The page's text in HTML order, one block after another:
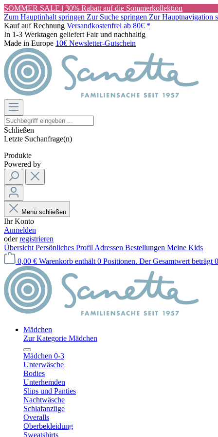
SOMMER SALE | 30% Rabatt auf die Sommerkollektion
Zum Hauptinhalt springen Zur Suche springen Zur Hauptnavigation
Kauf auf Rechnung Versandkostenfrei ab 80€ *
In 1-3 Werktagen geliefert Fair und nachhaltig
Made in Europe 10€ Newsletter-Gutschein
Schließen
Letzte Suchanfrage(n)
Produkte
Powered by
Menü schließen
Ihr Konto
Anmelden
oderregistrieren
Übersicht Persönliches Profil Adressen Bestellungen Meine Kids
0,00 € Warenkorb enthält 0 Positionen. Der Gesamtwert beträgt
Mädchen
Zur Kategorie Mädchen
Mädchen 0-3
Unterwäsche
Bodies
Unterhemden
Slips und Panties
Nachtwäsche
Schlafanzüge
Overalls
Oberbekleidung
Sweatshirts